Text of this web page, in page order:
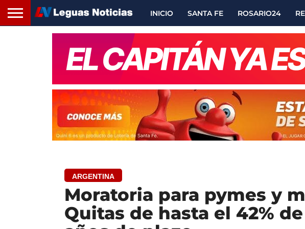
INICIO SANTA FE ROSARIO24
ARGENTINA
Moratoria para pymes y
Quitas de hasta el 42%